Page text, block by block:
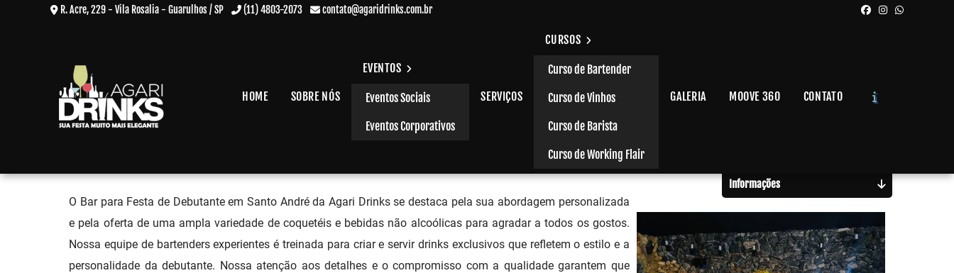
R. Acre, 229 - Vila Rosalia - Guarulhos / SP (11) 4803-2073 contato@agaridrinks.com.br
HOME SOBRE NÓS
EVENTOS
Eventos Sociais
Eventos Corporativos
SERVIÇOS
CURSOS
Curso de Bartender
Curso de Vinhos
Curso de Barista
Curso de Working Flair
GALERIA MOOVE 360 CONTATO
Bar para Festa de Debutante em Santo André
O Bar para Festa de Debutante em Santo André da Agari Drinks se destaca pela sua abordagem personalizada
e pela oferta de uma ampla variedade de coquetéis e bebidas não alcoólicas para agradar a todos os gostos.
Nossa equipe de bartenders experientes é treinada para criar e servir drinks exclusivos que refletem o estilo e a
personalidade da debutante. Nossa atenção aos detalhes e o compromisso com a qualidade garantem que
Informações